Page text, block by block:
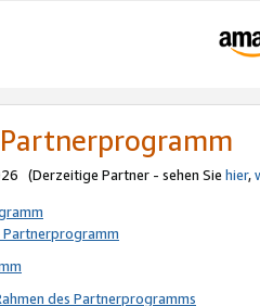
(Derzeitige Partner - sehen Sie hier,
Partnerprogramm
des Partnerprogramms